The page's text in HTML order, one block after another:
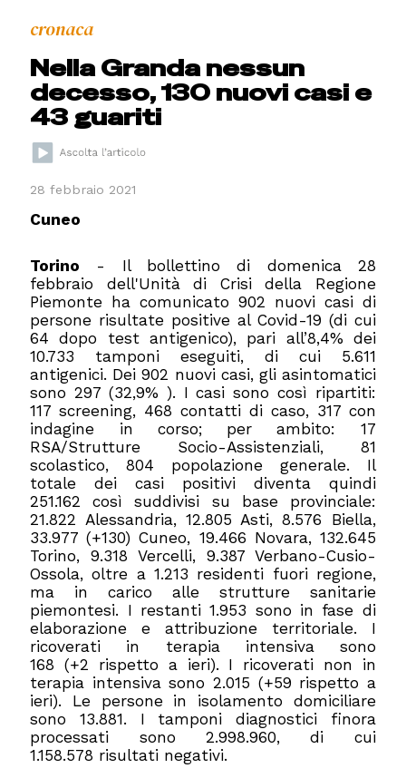
cronaca
Nella Granda nessun
decesso, 130 nuovi casi e
43 guariti
28 febbraio 2021
Cuneo
Torino - Il bollettino di domenica 28
febbraio dell'Unità di Crisi della Regione
Piemonte ha comunicato 902 nuovi casi di
persone risultate positive al Covid-19 (di cui
64 dopo test antigenico), pari all’8,4% dei
10.733 tamponi eseguiti, di cui 5.611
antigenici. Dei 902 nuovi casi, gli asintomatici
sono 297 (32,9% ). I casi sono così ripartiti:
117 screening, 468 contatti di caso, 317 con
indagine in corso; per ambito: 17
RSA/Strutture Socio-Assistenziali, 81
scolastico, 804 popolazione generale. Il
totale dei casi positivi diventa quindi
251.162 così suddivisi su base provinciale:
21.822 Alessandria, 12.805 Asti, 8.576 Biella,
33.977 (+130) Cuneo, 19.466 Novara, 132.645
Torino, 9.318 Vercelli, 9.387 Verbano-Cusio-
Ossola, oltre a 1.213 residenti fuori regione,
ma in carico alle strutture sanitarie
piemontesi. I restanti 1.953 sono in fase di
elaborazione e attribuzione territoriale. I
ricoverati in terapia intensiva sono
168 (+2 rispetto a ieri). I ricoverati non in
terapia intensiva sono 2.015 (+59 rispetto a
ieri). Le persone in isolamento domiciliare
sono 13.881. I tamponi diagnostici finora
processati sono 2.998.960, di cui
1.158.578 risultati negativi.